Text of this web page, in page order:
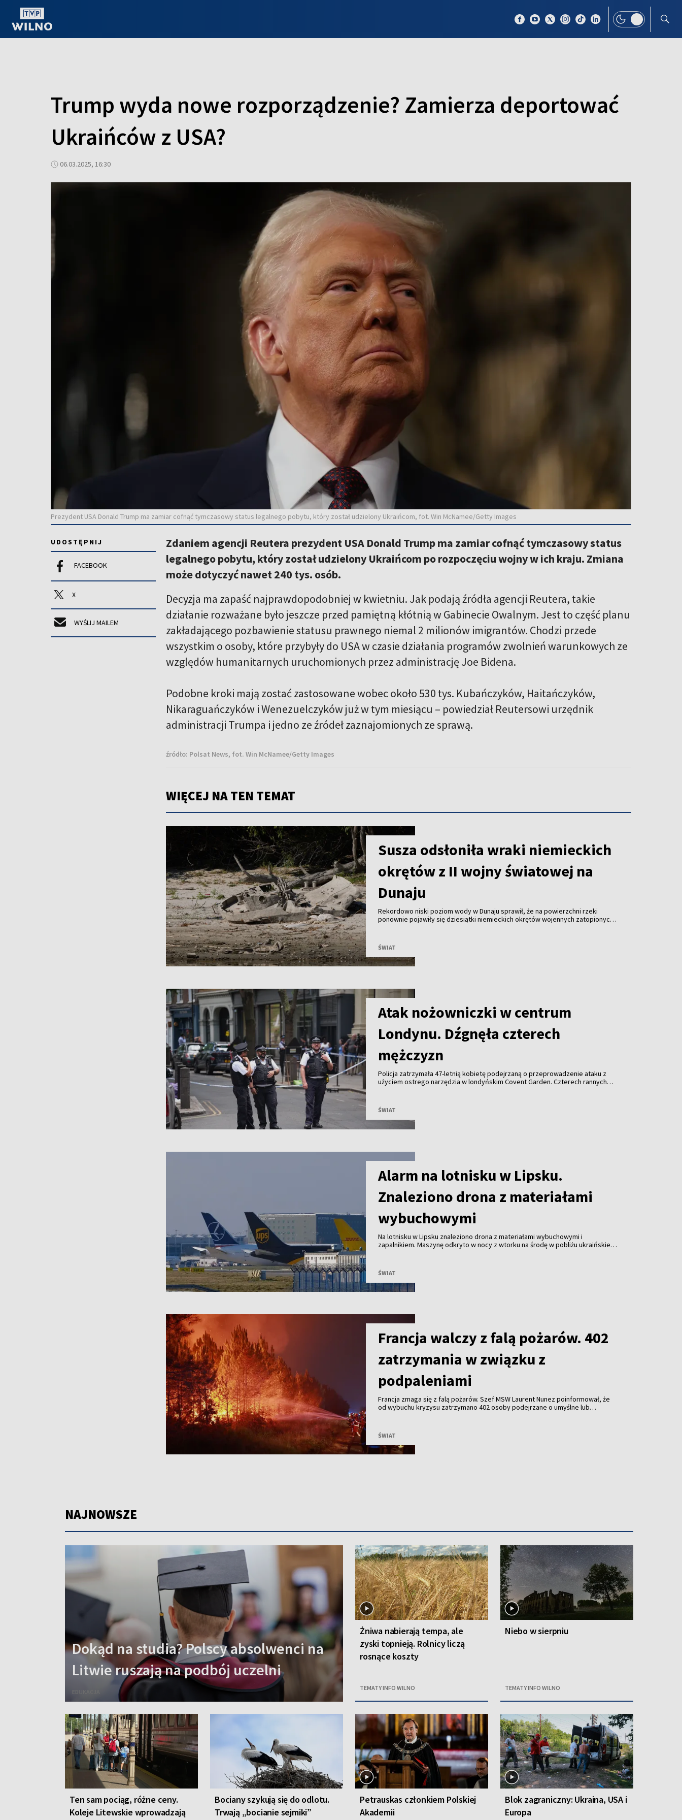
Trump wyda nowe rozporządzenie? Zamierza deportować
Ukraińców z USA?
06.03.2025, 16:30
Prezydent USA Donald Trump ma zamiar cofnąć tymczasowy status legalnego pobytu, który został udzielony Ukraińcom, fot. Win McNamee/Getty Images
UDOSTĘPNIJ
FACEBOOK
X
WYŚLIJ MAILEM
Zdaniem agencji Reutera prezydent USA Donald Trump ma zamiar cofnąć tymczasowy status
legalnego pobytu, który został udzielony Ukraińcom po rozpoczęciu wojny w ich kraju. Zmiana
może dotyczyć nawet 240 tys. osób.
Decyzja ma zapaść najprawdopodobniej w kwietniu. Jak podają źródła agencji Reutera, takie
działanie rozważane było jeszcze przed pamiętną kłótnią w Gabinecie Owalnym. Jest to część planu
zakładającego pozbawienie statusu prawnego niemal 2 milionów imigrantów. Chodzi przede
wszystkim o osoby, które przybyły do USA w czasie działania programów zwolnień warunkowych ze
względów humanitarnych uruchomionych przez administrację Joe Bidena.
Podobne kroki mają zostać zastosowane wobec około 530 tys. Kubańczyków, Haitańczyków,
Nikaraguańczyków i Wenezuelczyków już w tym miesiącu – powiedział Reutersowi urzędnik
administracji Trumpa i jedno ze źródeł zaznajomionych ze sprawą.
źródło: Polsat News, fot. Win McNamee/Getty Images
WIĘCEJ NA TEN TEMAT
Susza odsłoniła wraki niemieckich
okrętów z II wojny światowej na
Dunaju
Rekordowo niski poziom wody w Dunaju sprawił, że na powierzchni rzeki
ponownie pojawiły się dziesiątki niemieckich okrętów wojennych zatopionych
ŚWIAT
Atak nożowniczki w centrum
Londynu. Dźgnęła czterech
mężczyzn
Policja zatrzymała 47-letnią kobietę podejrzaną o przeprowadzenie ataku z
użyciem ostrego narzędzia w londyńskim Covent Garden. Czterech rannych
ŚWIAT
Alarm na lotnisku w Lipsku.
Znaleziono drona z materiałami
wybuchowymi
Na lotnisku w Lipsku znaleziono drona z materiałami wybuchowymi i
zapalnikiem. Maszynę odkryto w nocy z wtorku na środę w pobliżu ukraińskiego
ŚWIAT
Francja walczy z falą pożarów. 402
zatrzymania w związku z
podpaleniami
Francja zmaga się z falą pożarów. Szef MSW Laurent Nunez poinformował, że
od wybuchu kryzysu zatrzymano 402 osoby podejrzane o umyślne lub
ŚWIAT
NAJNOWSZE
Dokąd na studia? Polscy absolwenci na
Litwie ruszają na podbój uczelni
EDUKACJA
Żniwa nabierają tempa, ale
zyski topnieją. Rolnicy liczą
rosnące koszty
TEMATY INFO WILNO
Niebo w sierpniu
TEMATY INFO WILNO
Ten sam pociąg, różne ceny.
Koleje Litewskie wprowadzają
Bociany szykują się do odlotu.
Trwają „bocianie sejmiki”
Petrauskas członkiem Polskiej
Akademii
Blok zagraniczny: Ukraina, USA i
Europa